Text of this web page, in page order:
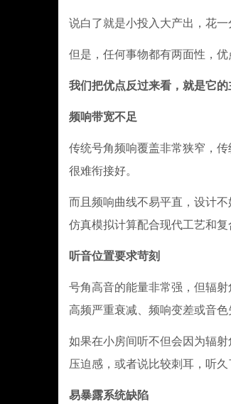
说白了就是小投入大产出，花
但是，任何事物都有两面性，
我们把优点反过来看，就是它的
频响带宽不足
传统号角频响覆盖非常狭窄，传
很难衔接好。
而且频响曲线不易平直，设计
仿真模拟计算配合现代工艺和
听音位置要求苛刻
号角高音的能量非常强，但辐
高频严重衰减、频响变差或音色
如果在小房间听不但会因为辐
压迫感，或者说比较刺耳，听久
易暴露系统缺陷